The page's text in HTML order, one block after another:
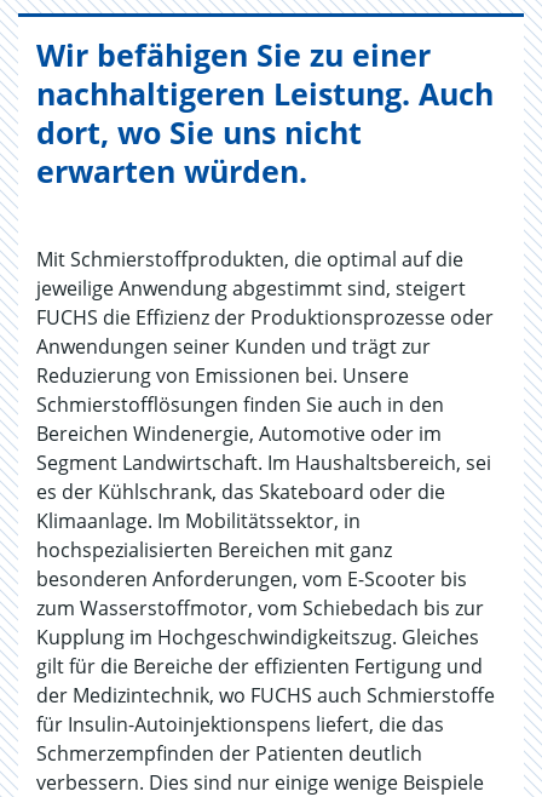
Wir befähigen Sie zu einer
nachhaltigeren Leistung. Auch
dort, wo Sie uns nicht
erwarten würden.
Mit Schmierstoffprodukten, die optimal auf die
jeweilige Anwendung abgestimmt sind, steigert
FUCHS die Effizienz der Produktionsprozesse oder
Anwendungen seiner Kunden und trägt zur
Reduzierung von Emissionen bei. Unsere
Schmierstofflösungen finden Sie auch in den
Bereichen Windenergie, Automotive oder im
Segment Landwirtschaft. Im Haushaltsbereich, sei
es der Kühlschrank, das Skateboard oder die
Klimaanlage. Im Mobilitätssektor, in
hochspezialisierten Bereichen mit ganz
besonderen Anforderungen, vom E-Scooter bis
zum Wasserstoffmotor, vom Schiebedach bis zur
Kupplung im Hochgeschwindigkeitszug. Gleiches
gilt für die Bereiche der effizienten Fertigung und
der Medizintechnik, wo FUCHS auch Schmierstoffe
für Insulin-Autoinjektionspens liefert, die das
Schmerzempfinden der Patienten deutlich
verbessern. Dies sind nur einige wenige Beispiele